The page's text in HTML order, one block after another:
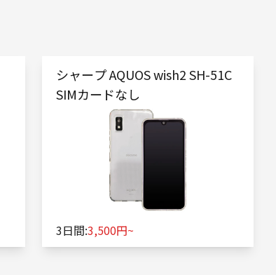
シャープ AQUOS wish2 SH-51C
SIMカードなし
3日間:3,500円~